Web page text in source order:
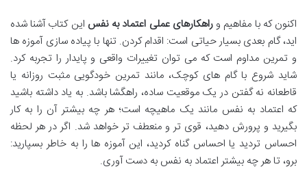
اکنون که با مفاهیم وراهکارهای عملی اعتماد به نفس این کتاب آشنا شده
اید، گام بعدی بسیار حیاتی است: اقدام کردن. تنها با پیاده سازی آموزه ها
و تمرین مداوم است که می توان تغییرات واقعی و پایدار را تجربه کرد.
شاید شروع با گام های کوچک، مانند تمرین خودگویی مثبت روزانه یا
قاطعانه نه گفتن در یک موقعیت ساده، راهگشا باشد. به یاد داشته باشید
که اعتماد به نفس مانند یک ماهیچه است؛ هر چه بیشتر آن را به کار
بگیرید و پرورش دهید، قوی تر و منعطف تر خواهد شد. اگر در هر لحظه
احساس تردید یا احساس گناه کردید، این آموزه ها را به خاطر بسپارید:
برو، تا هر چه بیشتر اعتماد به نفس به دست آوری.